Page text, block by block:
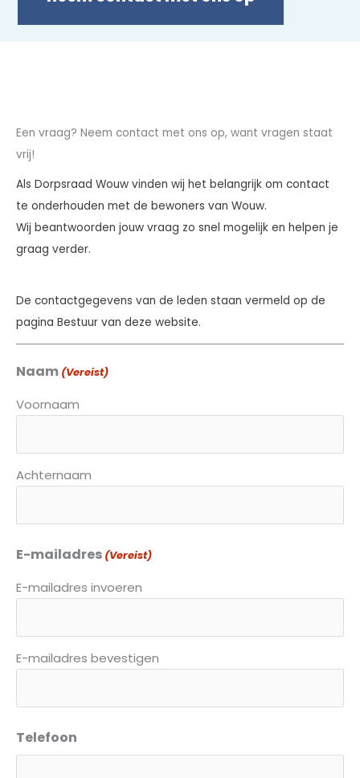
Een vraag? Neem contact met ons op, want vragen staat
vrij!
Als Dorpsraad Wouw vinden wij het belangrijk om contact
te onderhouden met de bewoners van Wouw.
Wij beantwoorden jouw vraag zo snel mogelijk en helpen je
graag verder.
De contactgegevens van de leden staan vermeld op de
pagina Bestuur van deze website.
Naam (Vereist)
Voornaam
Achternaam
E-mailadres (Vereist)
E-mailadres invoeren
E-mailadres bevestigen
Telefoon